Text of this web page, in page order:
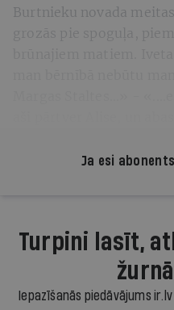
Burtnieku novada
grozās pie spoguļa,
Ja esi
Turpini lasīt,
Iepazīšanās piedāvājums